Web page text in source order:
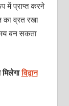
में प्राप्‍त करने
का व्रत रखा
बन सकता
मिलेगाविद्वान